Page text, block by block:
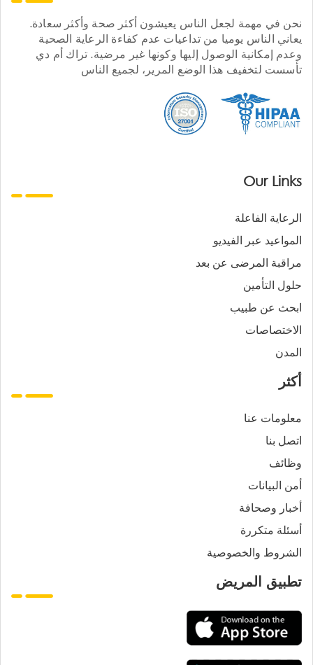
نحن في مهمة لجعل الناس يعيشون أكثر صحة وأكثر سعادة.
يعاني الناس يوميا من تداعيات عدم كفاءة الرعاية الصحية
وعدم إمكانية الوصول إليها وكونها غير مرضية. تراك أم دي
تأسست لتخفيف هذا الوضع المرير، لجميع الناس
Our Links
الرعاية الفاعلة
المواعيد عبر الفيديو
مراقبة المرضى عن بعد
حلول التأمين
ابحث عن طبيب
الاختصاصات
المدن
أكثر
معلومات عنا
اتصل بنا
وظائف
أمن البيانات
أخبار وصحافة
أسئلة متكررة
الشروط والخصوصية
تطبيق المريض